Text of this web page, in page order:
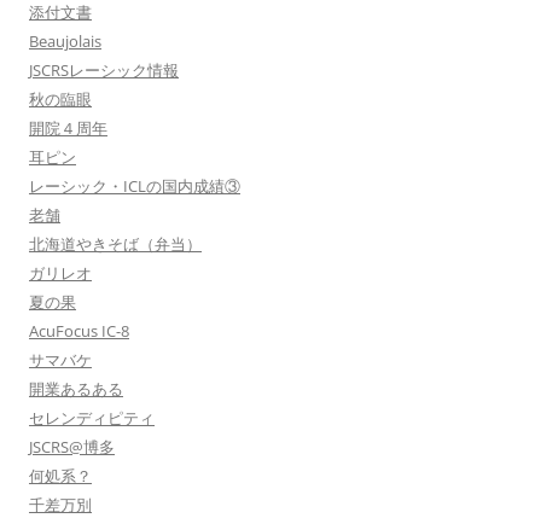
添付文書
Beaujolais
JSCRSレーシック情報
秋の臨眼
開院４周年
耳ピン
レーシック・ICLの国内成績③
老舗
北海道やきそば（弁当）
ガリレオ
夏の果
AcuFocus IC-8
サマバケ
開業あるある
セレンディピティ
JSCRS@博多
何処系？
千差万別